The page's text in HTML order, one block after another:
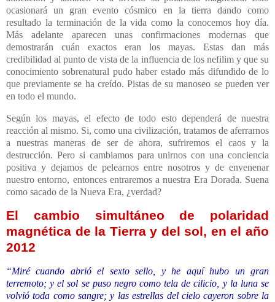
ocasionará un gran evento cósmico en la tierra dando como
resultado la terminación de la vida como la conocemos hoy día.
Más adelante aparecen unas confirmaciones modernas que
demostrarán cuán exactos eran los mayas. Estas dan más
credibilidad al punto de vista de la influencia de los nefilim y que su
conocimiento sobrenatural pudo haber estado más difundido de lo
que previamente se ha creído. Pistas de su manoseo se pueden ver
en todo el mundo.
Según los mayas, el efecto de todo esto dependerá de nuestra
reacción al mismo. Si, como una civilización, tratamos de aferrarnos
a nuestras maneras de ser de ahora, sufriremos el caos y la
destrucción. Pero si cambiamos para unirnos con una conciencia
positiva y dejamos de pelearnos entre nosotros y de envenenar
nuestro entorno, entonces entraremos a nuestra Era Dorada. Suena
como sacado de la Nueva Era, ¿verdad?
El cambio simultáneo de polaridad
magnética de la Tierra y del sol, en el año
2012
“Miré cuando abrió el sexto sello, y he aquí hubo un gran
terremoto; y el sol se puso negro como tela de cilicio, y la luna se
volvió toda como sangre; y las estrellas del cielo cayeron sobre la